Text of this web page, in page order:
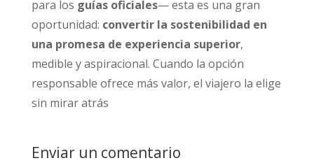
para los guías oficiales— esta es una gran
oportunidad: convertir la sostenibilidad en
una promesa de experiencia superior,
medible y aspiracional. Cuando la opción
responsable ofrece más valor, el viajero la elige
sin mirar atrás
Enviar un comentario